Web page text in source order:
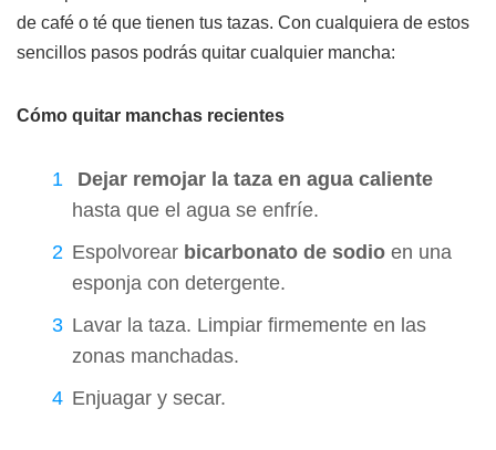
de café o té que tienen tus tazas. Con cualquiera de estos
sencillos pasos podrás quitar cualquier mancha:
Cómo quitar manchas recientes
Dejar remojar la taza en agua caliente
hasta que el agua se enfríe.
Espolvorear bicarbonato de sodio en una
esponja con detergente.
Lavar la taza. Limpiar firmemente en las
zonas manchadas.
Enjuagar y secar.